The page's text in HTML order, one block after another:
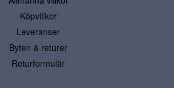
Köpvillkor
Leveranser
Byten & returer
Returformulär